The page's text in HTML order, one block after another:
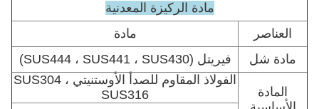
مادة الركيزة المعدنية
العناصر
مادة
مادة شل
فيريتل (SUS444 ، SUS441 ، SUS430)
المادة
الفولاذ المقاوم للصدأ الأوستنيتي SUS304 ،
SUS316